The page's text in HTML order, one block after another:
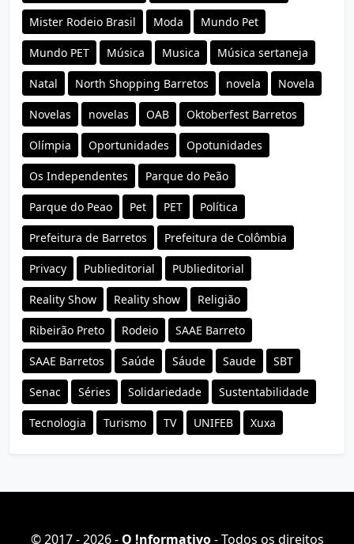
Mister Rodeio Brasil Moda Mundo Pet
Mundo PET Música Musica Música sertaneja
Natal North Shopping Barretos novela Novela
Novelas novelas OAB Oktoberfest Barretos
Olímpia Oportunidades Opotunidades
Os Independentes Parque do Peão
Parque do Peao Pet PET Política
Prefeitura de Barretos Prefeitura de Colômbia
Privacy Publieditorial PUblieditorial
Reality Show Reality show Religião
Ribeirão Preto Rodeio SAAE Barreto
SAAE Barretos Saúde Sáude Saude SBT
Senac Séries Solidariedade Sustentabilidade
Tecnologia Turismo TV UNIFEB Xuxa
© 2017 - 2026 - O ǃnformativo- Todos os direitos